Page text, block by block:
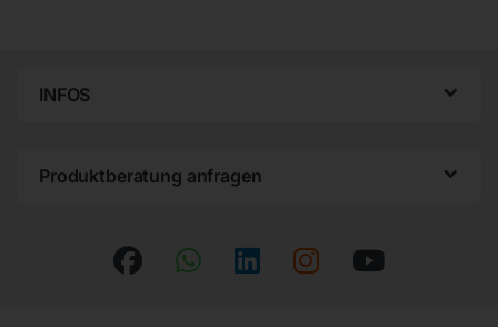
INFOS
Produktberatung anfragen